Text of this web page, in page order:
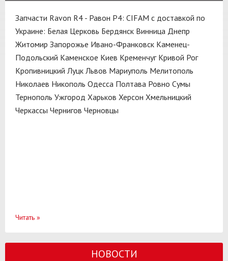
Запчасти Ravon R4 - Равон Р4: CIFAM с доставкой по
Украине: Белая Церковь Бердянск Винница Днепр
Житомир Запорожье Ивано-Франковск Каменец-
Подольский Каменское Киев Кременчуг Кривой Рог
Кропивницкий Луцк Львов Мариуполь Мелитополь
Николаев Никополь Одесса Полтава Ровно Сумы
Тернополь Ужгород Харьков Херсон Хмельницкий
Черкассы Чернигов Черновцы
Читать »
НОВОСТИ